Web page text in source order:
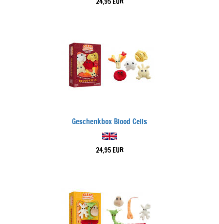
Geschenkbox Blood Cells
24,95 EUR